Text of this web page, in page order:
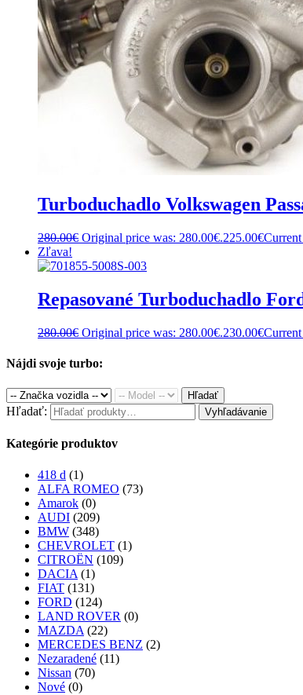
Turboduchadlo Volkswagen
280.00€ Original price was: 280.00€.225.00€
Zľava!
Repasované Turboduchadlo
280.00€ Original price was: 280.00€.230.00€
Nájdi svoje turbo:
Hľadať
Hľadať: Vyhľadávanie
Kategórie produktov
418 d (1)
ALFA ROMEO (73)
Amarok (0)
AUDI (209)
BMW (348)
CHEVROLET (1)
CITROËN (109)
DACIA (1)
FIAT (131)
FORD (124)
LAND ROVER (0)
MAZDA (22)
MERCEDES BENZ (2)
Nezaradené (11)
Nissan (70)
Nové (0)